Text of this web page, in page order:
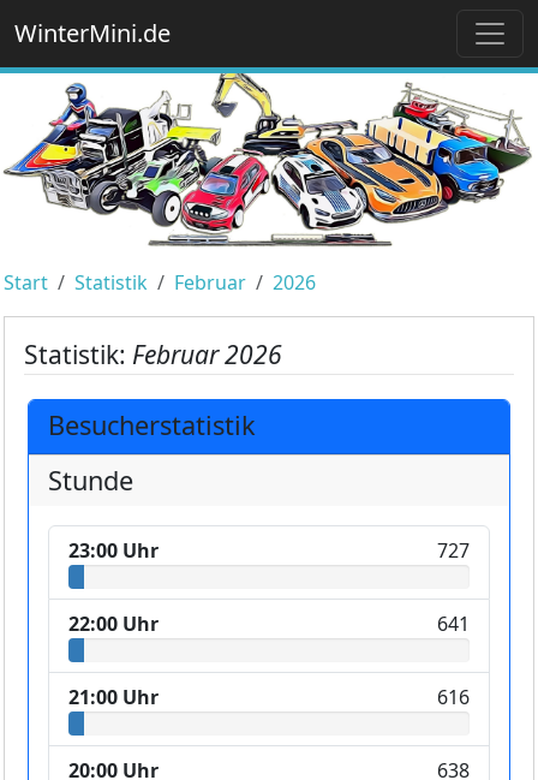
WinterMini.de
Start Statistik Februar 2026
Statistik: Februar 2026
Besucherstatistik
Stunde
23:00 Uhr 727
22:00 Uhr 641
21:00 Uhr 616
20:00 Uhr 638